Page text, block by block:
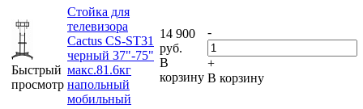
Быстрый
просмотр
Стойка для
телевизора
Cactus CS-ST31
черный 37"-75"
макс.81.6кг
напольный
мобильный
14 900
руб.
В
корзину
-
+
В корзину